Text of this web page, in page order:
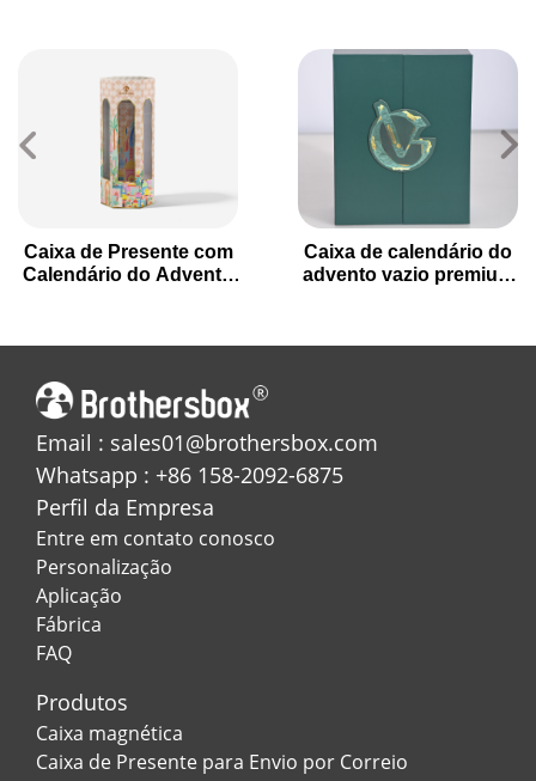
Caixa de Presente com
Calendário do Advento
Regressiva do Natal
Caixa de calendário do
advento vazio premium
Email : sales01@brothersbox.com
Whatsapp : +86 158-2092-6875
Perfil da Empresa
Entre em contato conosco
Personalização
Aplicação
Fábrica
FAQ
Produtos
Caixa magnética
Caixa de Presente para Envio por Correio